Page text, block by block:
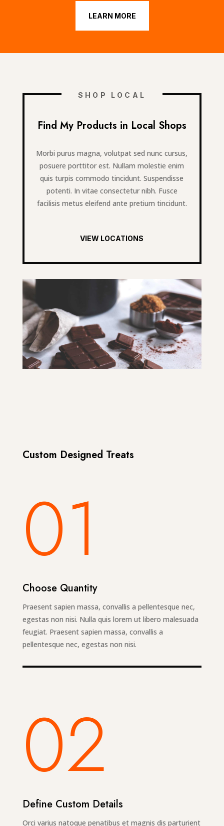
LEARN MORE
SHOP LOCAL
Find My Products in Local Shops
Morbi purus magna, volutpat sed nunc cursus,
posuere porttitor est. Nullam molestie enim
quis turpis commodo tincidunt. Suspendisse
potenti. In vitae consectetur nibh. Fusce
facilisis metus eleifend ante pretium tincidunt.
VIEW LOCATIONS
Custom Designed Treats
01
Choose Quantity
Praesent sapien massa, convallis a pellentesque nec,
egestas non nisi. Nulla quis lorem ut libero malesuada
feugiat. Praesent sapien massa, convallis a
pellentesque nec, egestas non nisi.
02
Define Custom Details
Orci varius natoque penatibus et magnis dis parturient